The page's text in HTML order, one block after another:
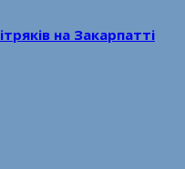
на Закарпатті